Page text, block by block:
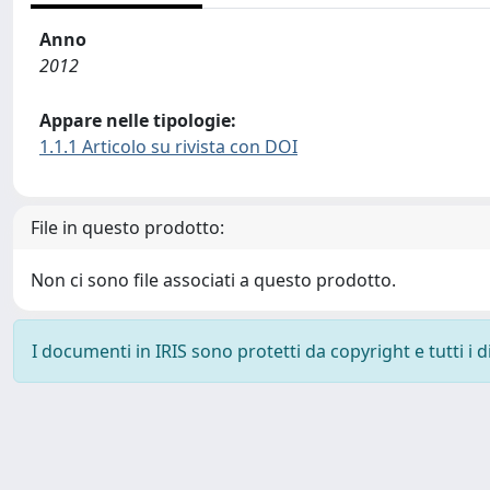
Anno
2012
Appare nelle tipologie:
1.1.1 Articolo su rivista con DOI
File in questo prodotto:
Non ci sono file associati a questo prodotto.
I documenti in IRIS sono protetti da copyright e tutti i